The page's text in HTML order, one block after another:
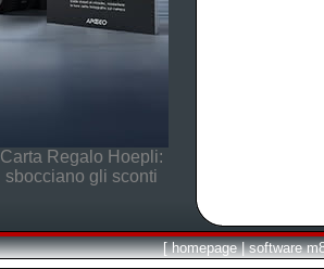
Carta Regalo Hoepli:
sbocciano gli sconti
[ homepage | software